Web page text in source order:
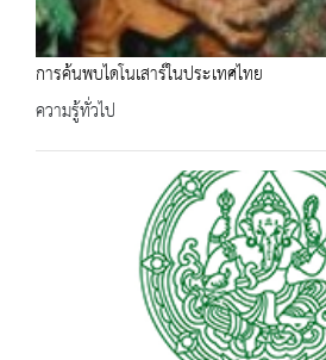
การค้นพบไดโนเสาร์ในประเทศไทย
ความรู้ทั่วไป